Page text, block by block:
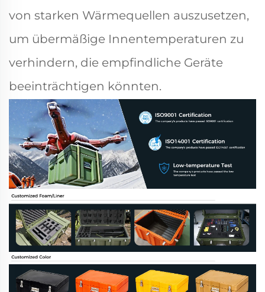
von starken Wärmequellen auszusetzen,
um übermäßige Innentemperaturen zu
verhindern, die empfindliche Geräte
beeinträchtigen könnten.